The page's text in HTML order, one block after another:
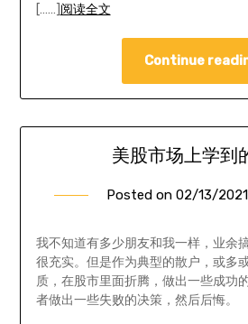
[……] 阅读全文
Continue
美股市场上学到
Posted on 02/13/2021
我不知道有多少朋友和我一样，业余
很充实。但是作为典型的散户，或多
质，在股市里面折腾，做出一些成功
者做出一些失败的决策，然后后悔。